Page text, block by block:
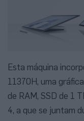
Esta máquina
11370H, uma
de RAM, SSD de 1
4, a que se juntam